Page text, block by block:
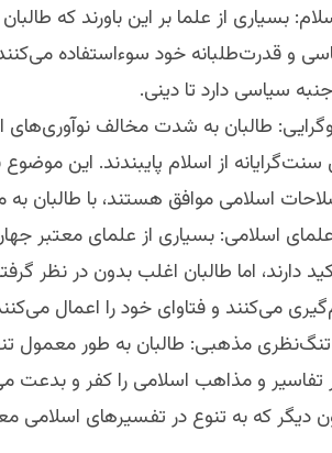
بسیاری از علما بر این باورند که
و قدرت‌طلبانه خود سوءاستفاده
سیاسی دارد تا دینی.
طالبان به شدت مخالف
از اسلام پایبندند. این
اسلامی موافق هستند، با طالبان به
اسلامی: بسیاری از علمای معتبر
دارند، اما طالبان اغلب بدون در نظر
می‌کنند و فتاوای خود را اعمال
تنگ‌نظری مذهبی: طالبان به طور معمول
و مذاهب اسلامی را کفر و بدعت
دیگر که به تنوع در تفسیرهای اسلامی